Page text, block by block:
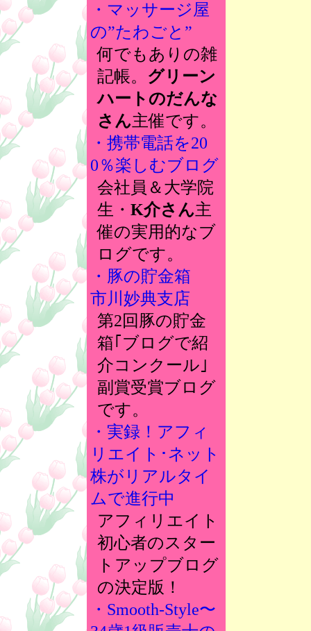
・マッサージ屋
の”たわごと”
何でもありの雑
記帳。 グリーン
ハートのだんな
さん主催です。
・携帯電話を20
0％楽しむブログ
会社員＆大学院
生・ K介さん主
催の実用的なブ
ログです。
・豚の貯金箱
市川妙典支店
第2回豚の貯金
箱｢ブログで紹
介コンクール｣
副賞受賞ブログ
です。
・実録！アフィ
リエイト･ネット
株がリアルタイ
ムで進行中
アフィリエイト
初心者のスター
トアップブログ
の決定版！
・Smooth-Style〜